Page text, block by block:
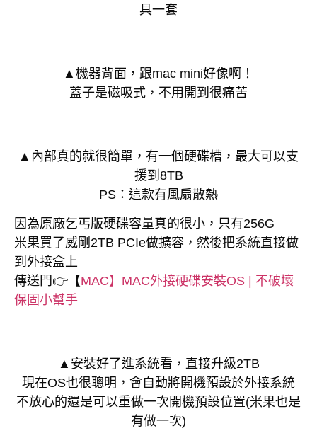
具一套
▲機器背面，跟mac mini好像啊！
蓋子是磁吸式，不用開到很痛苦
▲內部真的就很簡單，有一個硬碟槽，最大可以支
援到8TB
PS：這款有風扇散熱
因為原廠乞丐版硬碟容量真的很小，只有256G
米果買了威剛2TB PCIe做擴容，然後把系統直接做
到外接盒上
傳送門👉【MAC】MAC外接硬碟安裝OS | 不破壞
保固小幫手
▲安裝好了進系統看，直接升級2TB
現在OS也很聰明，會自動將開機預設於外接系統
不放心的還是可以重做一次開機預設位置(米果也是
有做一次)